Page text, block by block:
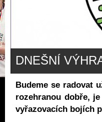
DNEŠNÍ
Budeme se radovat
rozehranou dobře,
vyřazovacích bojích